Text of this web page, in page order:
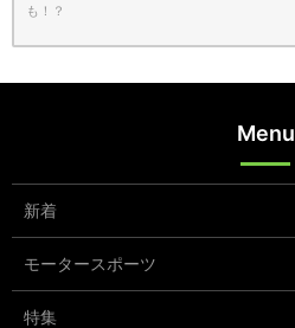
も！？
Menu
新着
モータースポーツ
特集